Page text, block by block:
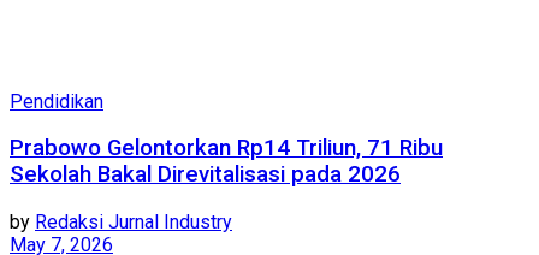
Pendidikan
Prabowo Gelontorkan Rp14 Triliun, 71 Ribu
Sekolah Bakal Direvitalisasi pada 2026
by Redaksi Jurnal Industry
May 7, 2026